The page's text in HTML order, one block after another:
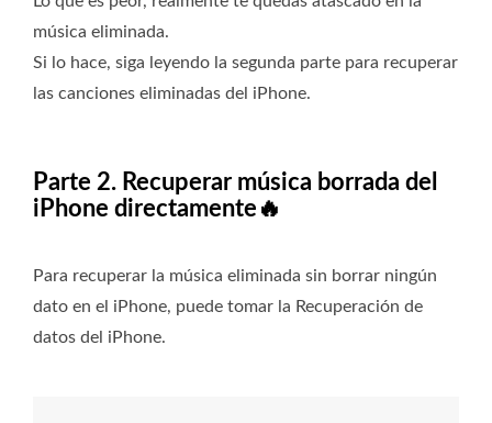
música eliminada.
Si lo hace, siga leyendo la segunda parte para recuperar
las canciones eliminadas del iPhone.
Parte 2. Recuperar música borrada del
iPhone directamente🔥
Para recuperar la música eliminada sin borrar ningún
dato en el iPhone, puede tomar la Recuperación de
datos del iPhone.